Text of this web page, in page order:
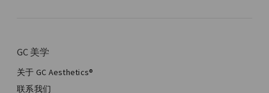
GC 美学
关于 GC Aesthetics®
联系我们